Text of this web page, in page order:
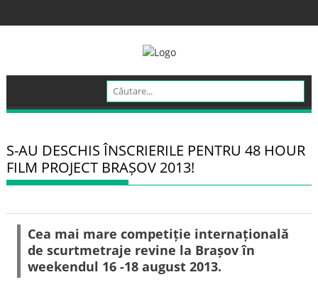
to
S-AU DESCHIS ÎNSCRIERILE PENTRU 48 HOUR
FILM PROJECT BRAȘOV 2013!
Cea mai mare competiție internațională
de scurtmetraje revine la Brașov în
weekendul 16 -18 august 2013.